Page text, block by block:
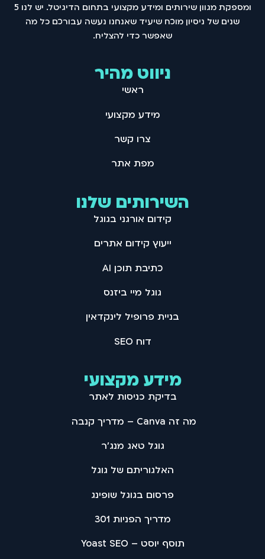
ומספקת מגוון שירותים ומידע מקצועי בתחום הדיגיטל. יש לנו 5
שנים של ניסיון מוכח שיעיד שאנחנו נעשה עבורכם כל מה
שאפשר כדי להצליח .
ניווט מהיר
ראשי
מידע מקצועי
צרו קשר
מפת אתר
השירותים שלנו
קידום אורגני בגוגל
ייעוץ קידום אתרים
כתיבת תוכן AI
גוגל מיי ביזנס
בניית פרופיל לינקדאין
דוח SEO
מידע מקצועי
בדיקת כניסות לאתר
מה זה Canva – מדריך קנבה
גוגל טאג מנג'ר
האלגוריתם של גוגל
פרסום בגוגל שופינג
מדריך הפניות 301
תוסף יוסט – Yoast SEO